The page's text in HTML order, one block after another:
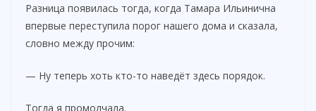
Разница появилась тогда, когда Тамара Ильинична
впервые переступила порог нашего дома и сказала,
словно между прочим:
— Ну теперь хоть кто-то наведёт здесь порядок.
Тогда я промолчала.